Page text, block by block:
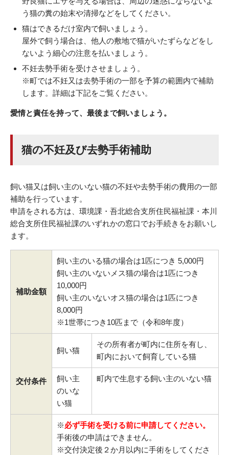
う猫の糞の始末や清掃などをしてください。
猫はできるだけ室内で飼いましょう。
屋外で飼う場合は、他人の敷地で猫がいたずらなどをし
ないよう細心の注意を払いましょう。
不妊去勢手術を受けさせましょう。
※町では不妊又は去勢手術の一部を予算の範囲内で補助
します。詳細は下記をご覧ください。
愛情と責任を持って、最後まで飼いましょう。
猫の不妊及び去勢手術補助
飼い猫又は飼い主のいない猫の不妊や去勢手術の費用の一部
補助を行っています。
申請をされる方は、環境課・吾北総合支所住民福祉課・本川
総合支所住民福祉課のいずれかの窓口でお手続きをお願いし
ます。
補助金額
飼い主のいる猫の場合は1匹につき 5,000円
飼い主のいないメス猫の場合は1匹につき
10,000円
飼い主のいないオス猫の場合は1匹につき
8,000円
※1世帯につき10匹まで（令和8年度）
交付条件
飼い猫
その所有者が町内に住所を有し、
町内において飼育している猫
飼い主
のいな
い猫
町内で生息する飼い主のいない猫
※必ず手術を受ける前に申請してください。
手術後の申請はできません。
※交付決定後２か月以内に手術をしてくださ